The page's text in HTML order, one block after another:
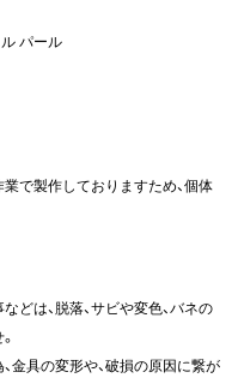
パール
で製作しておりますため、個体
は、脱落、サビや変色、バネの
金具の変形や、破損の原因に繋が